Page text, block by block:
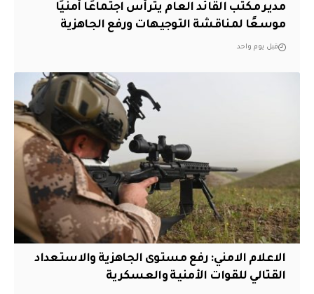
مدير مكتب القائد العام يترأس اجتماعًا أمنيًا
موسعًا لمناقشة التوجيهات ورفع الجاهزية
قبل يوم واحد
الاعلام الامني: رفع مستوى الجاهزية والاستعداد
القتالي للقوات الأمنية والعسكرية